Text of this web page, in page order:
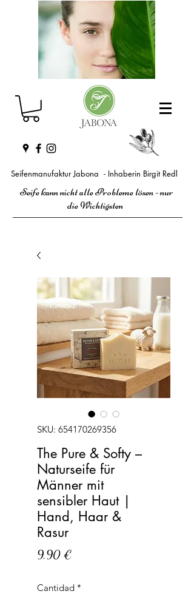
Seifenmanufaktur Jabona - Inhaberin Birgit Redl
Seife kann nicht alle Probleme lösen - nur
die Wichtigsten
SKU: 654170269356
The Pure & Softy –
Naturseife für
Männer mit
sensibler Haut |
Hand, Haar &
Rasur
9,90 €
Cantidad *